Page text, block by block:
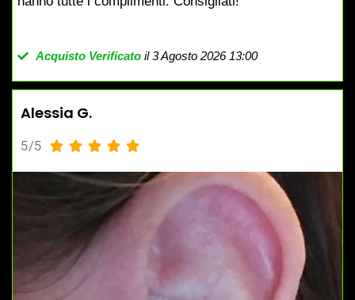
Acquisto Verificatoil 3 Agosto 2026 13:00
Alessia G.
5/5     